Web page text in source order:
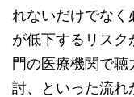
れないだけでなく
が低下するリス
門の医療機関で
討、といった流れ